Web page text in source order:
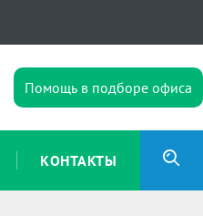
Помощь в подборе офиса
КОНТАКТЫ